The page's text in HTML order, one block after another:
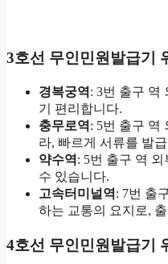
3호선 무인민원발급기
경복궁역 : 3번 출구 역
기 편리합니다.
충무로역 : 5번 출구 역
라, 빠르게 서류를 발
약수역 : 5번 출구 역
수 있습니다.
고속터미널역 : 7번 출
하는 교통의 요지로,
4호선 무인민원발급기